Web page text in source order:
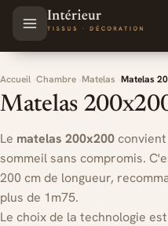
Aller au contenu principal
Accueil Chambre Matelas Matelas
Matelas
Le matelas 200x200
sommeil sans compromis.
200 cm de longueur,
plus de 1m75.
Le choix de la technologie